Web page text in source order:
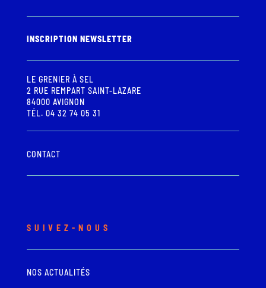
INSCRIPTION NEWSLETTER
LE GRENIER À SEL
2 RUE REMPART SAINT-LAZARE
84000 AVIGNON
TÉL. 04 32 74 05 31
CONTACT
SUIVEZ-NOUS
NOS ACTUALITÉS